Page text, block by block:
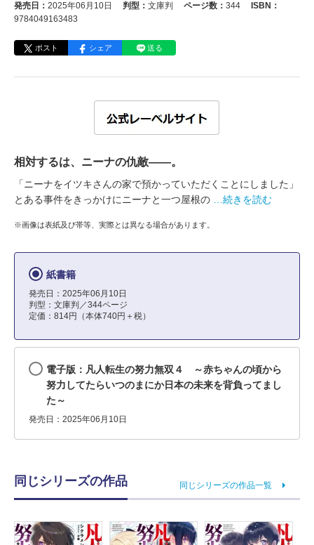
発売日： 2025年06月10日 判型： 文庫判 ページ数： 344
ISBN：
9784049163483
ポスト シェア 送る
相対するは、ニーナの仇敵――。
「ニーナをイツキさんの家で預かっていただくことにしました」
とある事件をきっかけにニーナと一つ屋根の
…続きを読む
※画像は表紙及び帯等、実際とは異なる場合があります。
紙書籍
発売日：2025年06月10日
判型：文庫判／344ページ
定価：814円（本体740円＋税）
電子版：凡人転生の努力無双４ ～赤ちゃんの頃から
努力してたらいつのまにか日本の未来を背負ってまし
た～
発売日：2025年06月10日
同じシリーズの作品 同じシリーズの作品一覧